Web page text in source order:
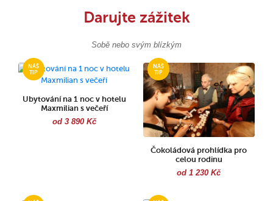
Darujte zážitek
Sobě nebo svým blízkým
Ubytování na 1 noc v hotelu
Maxmilian s večeří
od 3 890 Kč
Čokoládová prohlídka pro
celou rodinu
od 1 230 Kč